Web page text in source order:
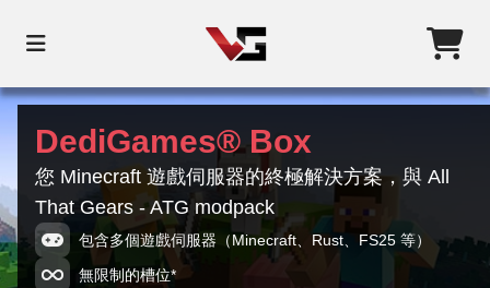
DediGames® Box
您 Minecraft 遊戲伺服器的終極解決方案，與 All
That Gears - ATG modpack
包含多個遊戲伺服器（Minecraft、Rust、FS25 等）
無限制的槽位*